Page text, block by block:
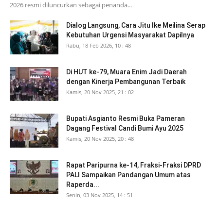
2026 resmi diluncurkan sebagai penanda...
Dialog Langsung, Cara Jitu Ike Meilina Serap
Kebutuhan Urgensi Masyarakat Dapilnya
Rabu, 18 Feb 2026, 10 : 48
Di HUT ke-79, Muara Enim Jadi Daerah
dengan Kinerja Pembangunan Terbaik
Kamis, 20 Nov 2025, 21 : 02
Bupati Asgianto Resmi Buka Pameran
Dagang Festival Candi Bumi Ayu 2025
Kamis, 20 Nov 2025, 20 : 48
Rapat Paripurna ke-14, Fraksi-Fraksi DPRD
PALI Sampaikan Pandangan Umum atas
Raperda...
Senin, 03 Nov 2025, 14 : 51